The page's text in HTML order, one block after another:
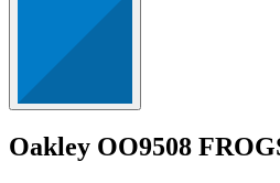
Oakley OO9508